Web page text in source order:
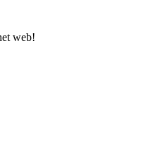
web!